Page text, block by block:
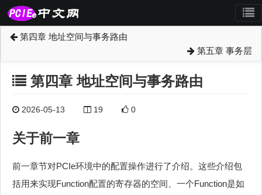
第四章 地址空间与事务路由
第五章 事务层
第四章 地址空间与事务路由
2026-05-13 19 0
关于前一章
前一章节对PCIe环境中的配置操作进行了介绍。这些介绍包
括用来实现Function配置的寄存器的空间、一个Function是如